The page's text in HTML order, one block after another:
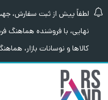
لطفاً پیش از ثبت سفارش،
نهایی، با فروشنده هماهنگ
کالاها و نوسانات بازار،